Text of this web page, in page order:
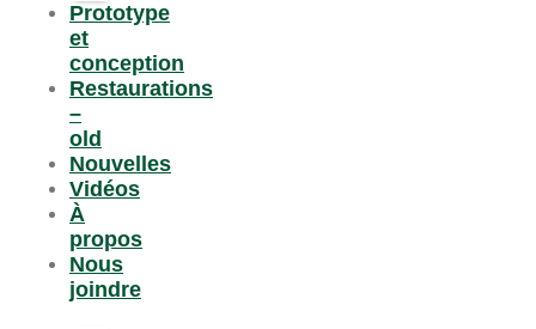
Prototype
et
conception
Restaurations
–
old
Nouvelles
Vidéos
À
propos
Nous
joindre